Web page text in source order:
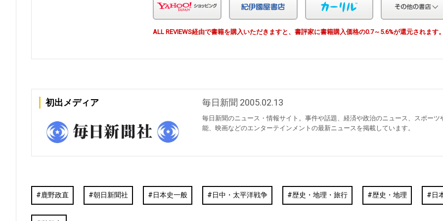
Yahoo!ショッピング 紀伊国屋 カーリル
ALL REVIEWS経由で書籍を購入いただきますと、書評家に書籍購入価格の0.7～5.6%が還元されます。
初出メディア 毎日新聞 2005.02.13
毎日新聞のニュース・情報サイト。事件や話題、経済や政治のニュース、スポーツ
能、映画などのエンターテインメントの最新ニュースを掲載しています。
鹿野政直 朝日新聞社 日本史一般 日中・太平洋戦争 歴史・地理・旅行 歴史・地理 日